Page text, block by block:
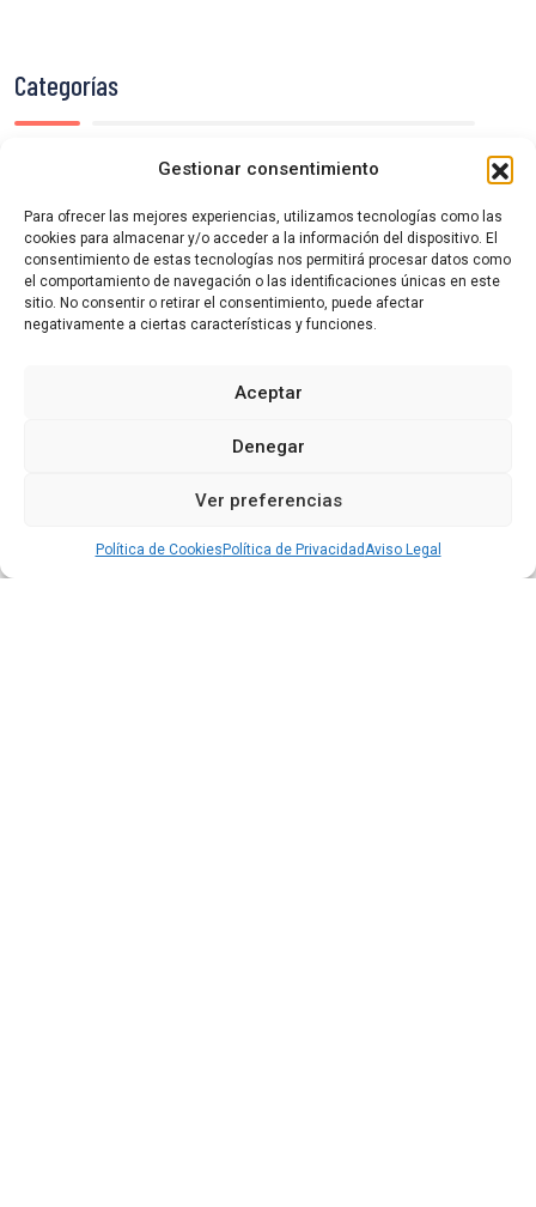
Gestionar consentimiento
Para ofrecer las mejores experiencias, utilizamos tecnologías como las
cookies para almacenar y/o acceder a la información del dispositivo. El
consentimiento de estas tecnologías nos permitirá procesar datos como
el comportamiento de navegación o las identificaciones únicas en este
sitio. No consentir o retirar el consentimiento, puede afectar
negativamente a ciertas características y funciones.
Aceptar
Denegar
Ver preferencias
Política de Cookies Política de PrivacidadAviso Legal
Categorías
Semana de Cine de Cuéllar
Sin categoría